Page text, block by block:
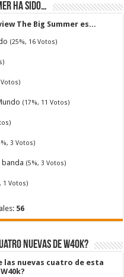
ha sido…
The Big Summer es...
(25%, 16 Votos)
(17%, 11 Votos)
3 Votos)
banda (5%, 3 Votos)
1 Votos)
56
nuevas de W40k?
las nuevas cuatro de esta